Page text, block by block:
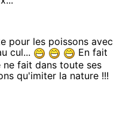
pour les poissons avec
cul...
En fait
ne fait dans toute ses
qu'imiter la nature !!!